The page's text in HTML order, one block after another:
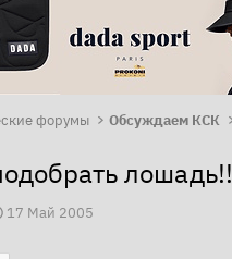
форумы Обсуждаем КСК
лошадь!!
Д17 Май 2005